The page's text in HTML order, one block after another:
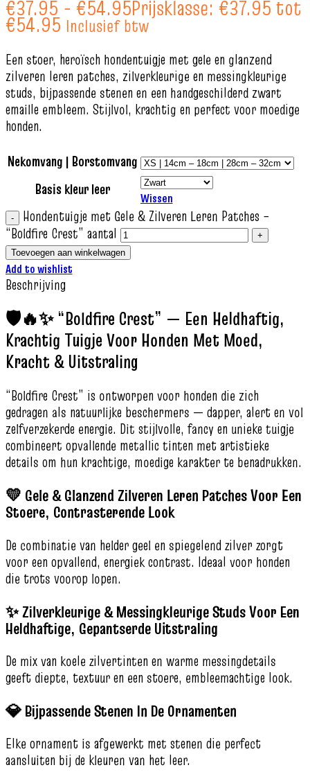
€37.95 - €54.95Prijsklasse: €37.95 tot
€54.95 Inclusief btw
Een stoer, heroïsch hondentuigje met gele en glanzend
zilveren leren patches, zilverkleurige en messingkleurige
studs, bijpassende stenen en een handgeschilderd zwart
emaille embleem. Stijlvol, krachtig en perfect voor moedige
honden.
Nekomvang | Borstomvang
Basis kleur leer
Wissen
Hondentuigje met Gele & Zilveren Leren Patches –
“Boldfire Crest” aantal
Toevoegen aan winkelwagen
Add to wishlist
Beschrijving
🛡️🔥✨ “Boldfire Crest” — Een Heldhaftig,
Krachtig Tuigje Voor Honden Met Moed,
Kracht & Uitstraling
“Boldfire Crest” is ontworpen voor honden die zich
gedragen als natuurlijke beschermers — dapper, alert en vol
zelfverzekerde energie. Dit stijlvolle, fancy en unieke tuigje
combineert opvallende metallic tinten met artistieke
details om hun krachtige, moedige karakter te benadrukken.
💛 Gele & Glanzend Zilveren Leren Patches Voor Een
Stoere, Contrasterende Look
De combinatie van helder geel en spiegelend zilver zorgt
voor een opvallend, energiek contrast. Ideaal voor honden
die trots voorop lopen.
✨ Zilverkleurige & Messingkleurige Studs Voor Een
Heldhaftige, Gepantserde Uitstraling
De mix van koele zilvertinten en warme messingdetails
geeft diepte, textuur en een stoere, embleemachtige look.
💎 Bijpassende Stenen In De Ornamenten
Elke ornament is afgewerkt met stenen die perfect
aansluiten bij de kleuren van het leer.